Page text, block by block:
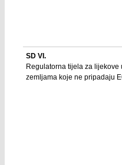
SD VI.
Regulatorna tijela za lijekove
zemljama koje ne pripadaju